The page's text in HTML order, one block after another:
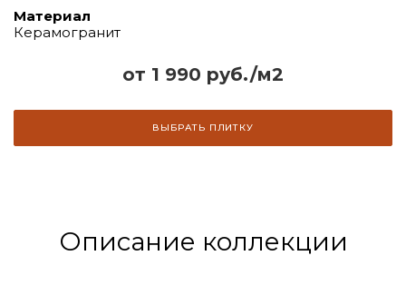
от 1 990 руб./м2
ВЫБРАТЬ ПЛИТКУ
Материал
Керамогранит
Описание коллекции